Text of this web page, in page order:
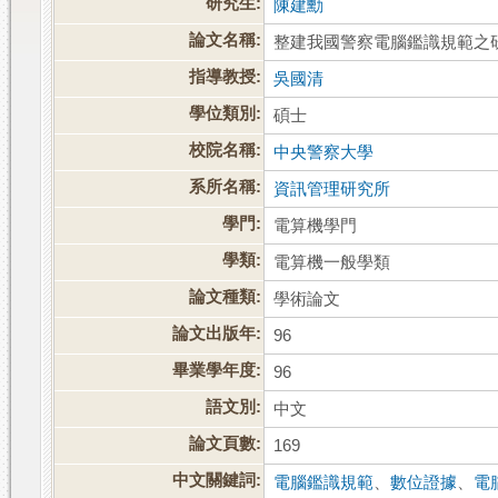
陳建勳
論文名稱:
整建我國警察電腦鑑識規範之
指導教授:
吳國清
學位類別:
碩士
校院名稱:
中央警察大學
系所名稱:
資訊管理研究所
學門:
電算機學門
學類:
電算機一般學類
論文種類:
學術論文
論文出版年:
96
畢業學年度:
96
語文別:
中文
論文頁數:
169
中文關鍵詞:
電腦鑑識規範 、數位證據 電